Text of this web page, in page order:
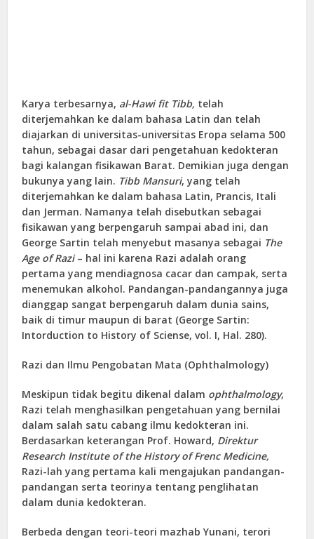
Karya terbesarnya, al-Hawi fit Tibb, telah
diterjemahkan ke dalam bahasa Latin dan telah
diajarkan di universitas-universitas Eropa selama 500
tahun, sebagai dasar dari pengetahuan kedokteran
bagi kalangan fisikawan Barat. Demikian juga dengan
bukunya yang lain. Tibb Mansuri, yang telah
diterjemahkan ke dalam bahasa Latin, Prancis, Itali
dan Jerman. Namanya telah disebutkan sebagai
fisikawan yang berpengaruh sampai abad ini, dan
George Sartin telah menyebut masanya sebagai The
Age of Razi– hal ini karena Razi adalah orang
pertama yang mendiagnosa cacar dan campak, serta
menemukan alkohol. Pandangan-pandangannya juga
dianggap sangat berpengaruh dalam dunia sains,
baik di timur maupun di barat (George Sartin:
Intorduction to History of Sciense, vol. I, Hal. 280).
Razi dan Ilmu Pengobatan Mata (Ophthalmology)
Meskipun tidak begitu dikenal dalam ophthalmology,
Razi telah menghasilkan pengetahuan yang bernilai
dalam salah satu cabang ilmu kedokteran ini.
Berdasarkan keterangan Prof. Howard, Direktur
Research Institute of the History of Frenc Medicine,
Razi-lah yang pertama kali mengajukan pandangan-
pandangan serta teorinya tentang penglihatan
dalam dunia kedokteran.
Berbeda dengan teori-teori mazhab Yunani, terori